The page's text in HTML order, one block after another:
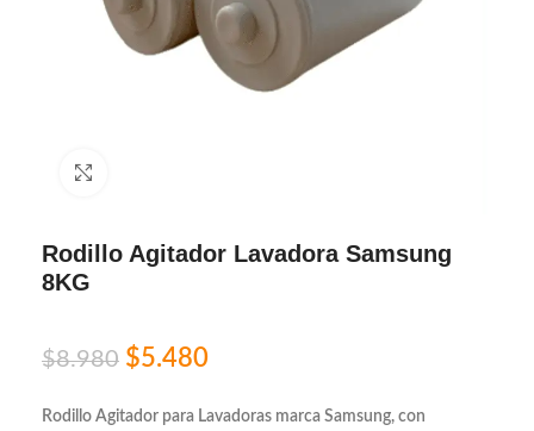
Rodillo Agitador Lavadora Samsung
8KG
$8.980 $5.480
Rodillo Agitador para Lavadoras marca Samsung, con